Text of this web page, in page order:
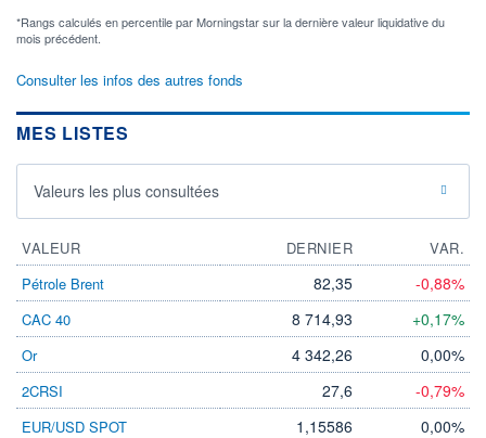
*Rangs calculés en percentile par Morningstar sur la dernière valeur liquidative du
mois précédent.
Consulter les infos des autres fonds
MES LISTES
Valeurs les plus consultées
VALEUR DERNIER
VAR.
Pétrole Brent
82,35 -0,88%
CAC 40 8 714,93 +0,17%
Or 4 342,26 0,00%
2CRSI 27,6 -0,79%
EUR/USD SPOT 1,15586 0,00%